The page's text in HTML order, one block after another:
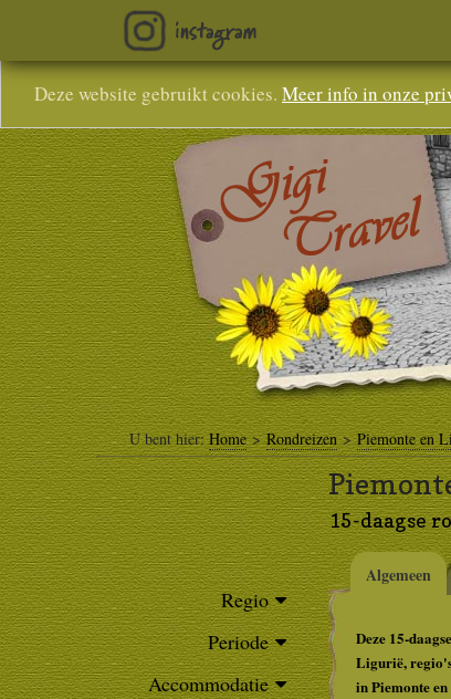
Deze website gebruikt cookies. Meer info in onze
U bent hier:Home>Rondreizen>Piemonte en
Regio
Periode
Accommodatie
15-daagse
Algemeen
Deze 15-
Ligurië,
in Piemonte